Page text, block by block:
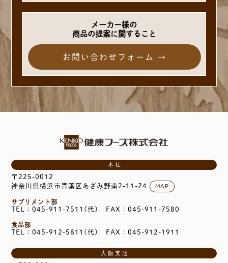
メーカー様の
商品の提案に関すること
お問い合わせフォーム →
本社
〒225-0012
神奈川県横浜市青葉区あざみ野南2-11-24
MAP
サプリメント部
TEL：045-911-7511(代) FAX：045-911-7580
食品部
TEL：045-912-5811(代) FAX：045-912-1911
大阪支店